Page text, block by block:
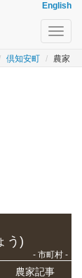
English
倶知安町 農家
う)
- 市町村 -
農家記事